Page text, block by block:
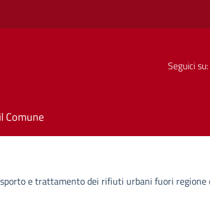
Seguici su:
Comune
e trattamento dei rifiuti urbani fuori